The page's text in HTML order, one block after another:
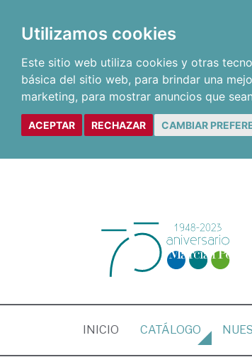
Utilizamos cookies
Este sitio web utiliza cookies y otras
básica del sitio web, para brindar una
marketing, para mostrar anuncios que
ACEPTAR RECHAZAR CAMBIAR
INICIO (CURRENT)
CATÁLOGO